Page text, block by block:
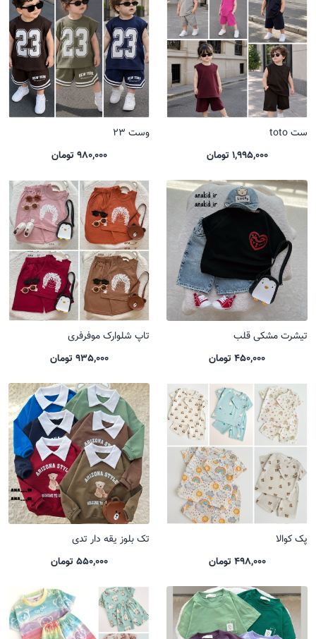
ست toto
1,995,000 تومان
وست 23
980,000 تومان
تیشرت مشکی قلب
450,000 تومان
تاپ شلوارک موفرفری
935,000 تومان
پک کوالا
498,000 تومان
تک بلوز یقه دار تدی
550,000 تومان